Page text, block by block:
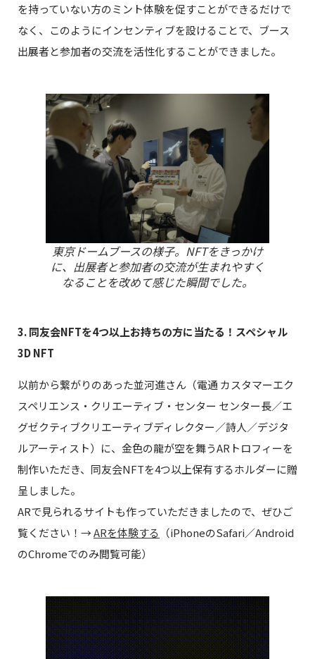
を持っていない方のミント体験を促すことができるだけで
なく、このようにインセンティブを設けることで、ブース
出展者と参加者の交流を活性化することができました。
東京ドームブースの様子。NFTをきっかけ
に、出展者と参加者の交流が生まれやすく
なることを改めて感じた瞬間でした。
3. 同友会NFTを4つ以上お持ちの方に当たる！スペシャル
3D NFT
以前から繋がりのあった並河進さん（電通 カスタマーエク
スペリエンス・クリエーティブ・センター センター長／エ
グゼクティブクリエーティブディレクター／詩人／デジタ
ルアーティスト）に、金色の龍が空を舞うARトロフィーを
制作いただき、同友会NFTを4つ以上保有するホルダーに贈
呈しました。
ARで見られるサイトも作っていただきましたので、ぜひご
覧ください！→ARを体験する
（iPhoneのSafari／Android
のChromeでのみ閲覧可能）